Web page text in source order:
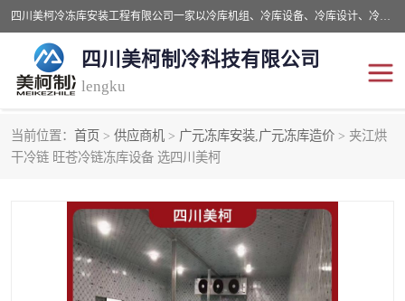
四川美柯冷冻库安装工程有限公司一家以冷库机组、冷库设备、冷库设计、冷冻库设备销售、冷库安装、冻库安装价格及技术服务为一体的综合企业，咨询热线：同等设备材料优惠10% 。公司各种类型安装组合式冷库、冷冻库、冷藏库、气调保鲜库、并提供成套设备供应、安装与调试、维护与维修、技术咨询、操作维修人员技术培训等
四川美柯制冷科技有限公司
lengku
当前位置： 首页 > 供应商机 > 广元冻库安装,广元冻库造价 > 夹江烘
干冷链 旺苍冷链冻库设备 选四川美柯
冷库安装，冷库价格
成都冻库，成都冻库价格 绵阳冻库,绵阳保鲜冷库
德阳冻库安装，德阳冷库 广元冻库安装,广元冻库造
价
南充冻库设计,南充冻库安 遂宁冻库